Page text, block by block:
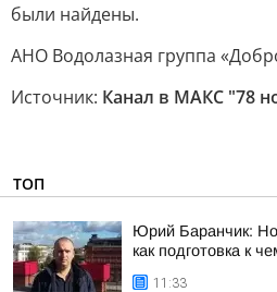
были найдены.
АНО Водолазная группа
Источник: Канал в МАКС "78
ТОП
Юрий Баранчик:
как подготовка к
11:33